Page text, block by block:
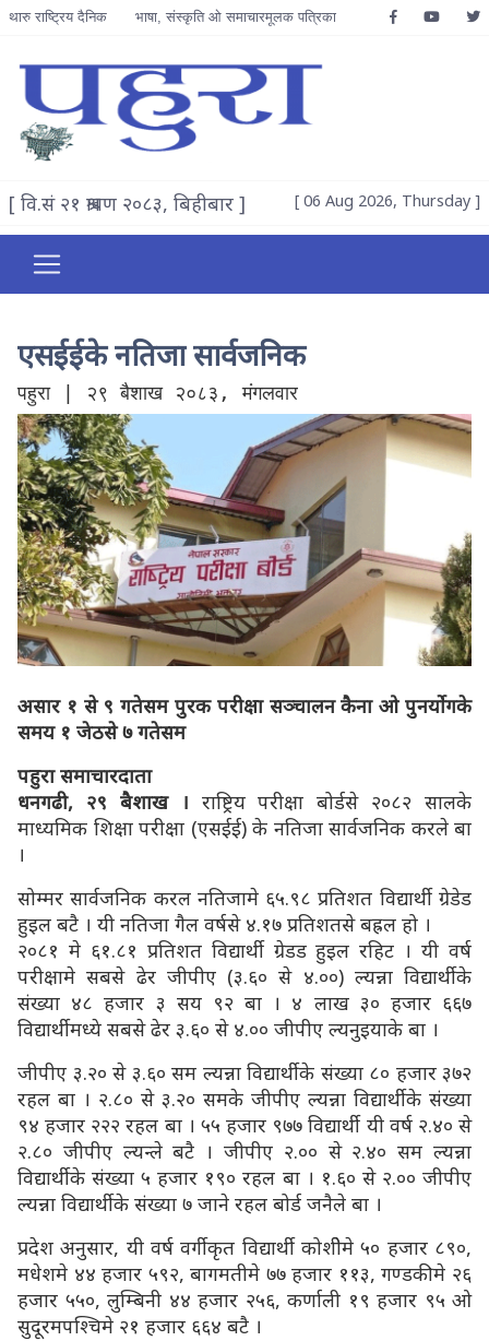
थारु राष्ट्रिय दैनिक भाषा, संस्कृति ओ समाचारमूलक पत्रिका
[ वि.सं २१ श्रावण २०८३, बिहीबार ] [ 06 Aug 2026, Thursday ]
एसईईके नतिजा सार्वजनिक
पहुरा | २९ बैशाख २०८३, मंगलवार
असार १ से ९ गतेसम पुरक परीक्षा सञ्चालन कैना ओ पुनर्योगके
समय १ जेठसे ७ गतेसम
पहुरा समाचारदाता
धनगढी, २९ बैशाख । राष्ट्रिय परीक्षा बोर्डसे २०८२ सालके
माध्यमिक शिक्षा परीक्षा (एसईई) के नतिजा सार्वजनिक करले बा
।
सोम्मर सार्वजनिक करल नतिजामे ६५.९८ प्रतिशत विद्यार्थी ग्रेडेड
हुइल बटै । यी नतिजा गैल वर्षसे ४.१७ प्रतिशतसे बह्रल हो ।
२०८१ मे ६१.८१ प्रतिशत विद्यार्थी ग्रेडड हुइल रहिट । यी वर्ष
परीक्षामे सबसे ढेर जीपीए (३.६० से ४.००) ल्यन्ना विद्यार्थीके
संख्या ४८ हजार ३ सय ९२ बा । ४ लाख ३० हजार ६६७
विद्यार्थीमध्ये सबसे ढेर ३.६० से ४.०० जीपीए ल्यनुइयाके बा ।
जीपीए ३.२० से ३.६० सम ल्यन्ना विद्यार्थीके संख्या ८० हजार ३७२
रहल बा । २.८० से ३.२० समके जीपीए ल्यन्ना विद्यार्थीके संख्या
९४ हजार २२२ रहल बा । ५५ हजार ९७७ विद्यार्थी यी वर्ष २.४० से
२.८० जीपीए ल्यन्ले बटै । जीपीए २.०० से २.४० सम ल्यन्ना
विद्यार्थीके संख्या ५ हजार १९० रहल बा । १.६० से २.०० जीपीए
ल्यन्ना विद्यार्थीके संख्या ७ जाने रहल बोर्ड जनैले बा ।
प्रदेश अनुसार, यी वर्ष वर्गीकृत विद्यार्थी कोशीेमे ५० हजार ८९०,
मधेशमे ४४ हजार ५९२, बागमतीमे ७७ हजार ११३, गण्डकीमे २६
हजार ५५०, लुम्बिनी ४४ हजार २५६, कर्णाली १९ हजार ९५ ओ
सुदूरमपश्चिमे २१ हजार ६६४ बटै ।